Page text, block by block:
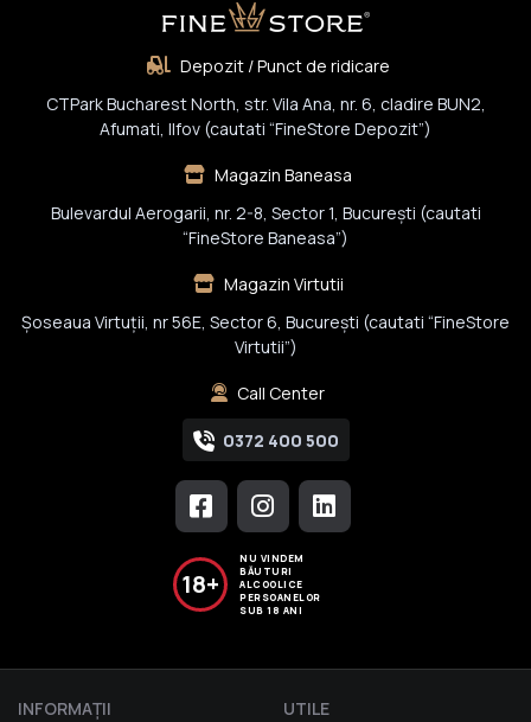
Depozit / Punct de ridicare
CTPark Bucharest North, str. Vila Ana, nr. 6, cladire BUN2,
Afumati, Ilfov (cautati “FineStore Depozit”)
Magazin Baneasa
Bulevardul Aerogarii, nr. 2-8, Sector 1, Bucureşti (cautati
“FineStore Baneasa”)
Magazin Virtutii
Șoseaua Virtuții, nr 56E, Sector 6, București (cautati “FineStore
Virtutii”)
Call Center
0372 400 500
18+
NU VINDEM
BĂUTURI
ALCOOLICE
PERSOANELOR
SUB 18 ANI
INFORMAŢII UTILE